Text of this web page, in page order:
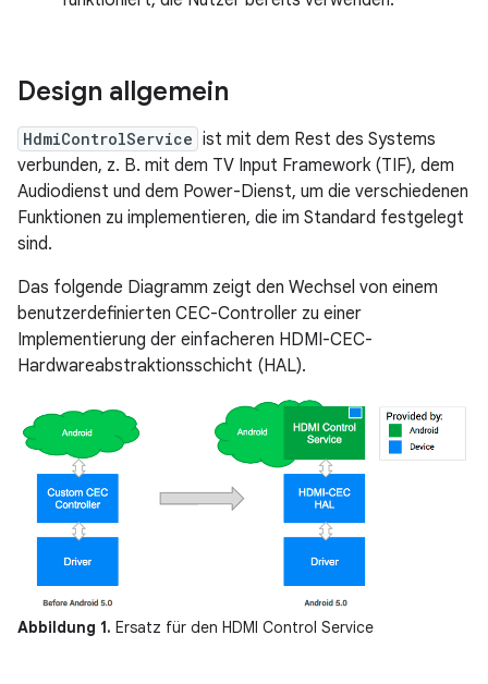
Design allgemein
HdmiControlService ist mit dem Rest des Systems
verbunden, z. B. mit dem TV Input Framework (TIF), dem
Audiodienst und dem Power-Dienst, um die verschiedenen
Funktionen zu implementieren, die im Standard festgelegt
sind.
Das folgende Diagramm zeigt den Wechsel von einem
benutzerdefinierten CEC-Controller zu einer
Implementierung der einfacheren HDMI-CEC-
Hardwareabstraktionsschicht (HAL).
Abbildung 1. Ersatz für den HDMI Control Service